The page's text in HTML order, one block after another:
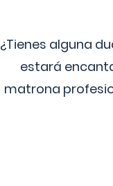
¿Tienes alguna
estará
matrona